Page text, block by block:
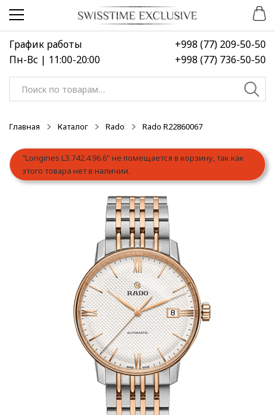
Перейти
навигации
Перейти
содержимому
График работы
Пн-Вс | 11:00-20:00
+998 (77) 209-50-50
+998 (77) 736-50-50
Искать:
Главная Каталог Rado Rado R22860067
"Longines L3.742.4.96.6" не помещается в корзину, так как
этого товара нет в наличии.